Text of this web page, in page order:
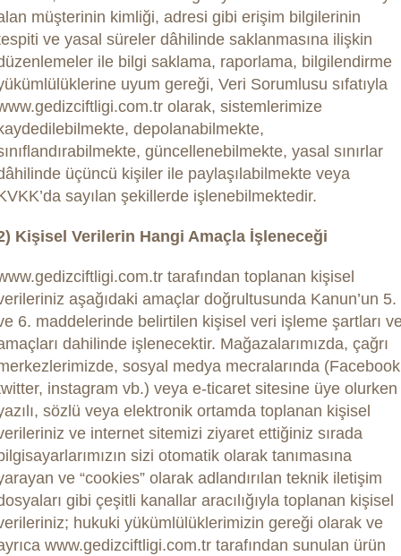
müşterinin kimliği, adresi gibi erişim bilgilerinin
ve yasal süreler dâhilinde saklanmasına ilişkin
ile bilgi saklama, raporlama, bilgilendirme
uyum gereği, Veri Sorumlusu sıfatıyla
olarak, sistemlerimize
depolanabilmekte,
güncellenebilmekte, yasal sınırlar
üçüncü kişiler ile paylaşılabilmekte veya
sayılan şekillerde işlenebilmektedir.
Kişisel Verilerin Hangi Amaçla İşleneceği
tarafından toplanan kişisel
aşağıdaki amaçlar doğrultusunda Kanun’un 5.
6. maddelerinde belirtilen kişisel veri işleme şartları
dahilinde işlenecektir. Mağazalarımızda, çağrı
sosyal medya mecralarında
instagram vb.) veya e-ticaret sitesine üye olurken
sözlü veya elektronik ortamda toplanan kişisel
ve internet sitemizi ziyaret ettiğiniz sırada
sizi otomatik olarak tanımasına
ve “cookies” olarak adlandırılan teknik iletişim
gibi çeşitli kanallar aracılığıyla toplanan kişisel
hukuki yükümlülüklerimizin gereği olarak ve
www.gedizciftligi.com.tr tarafından sunulan ürün